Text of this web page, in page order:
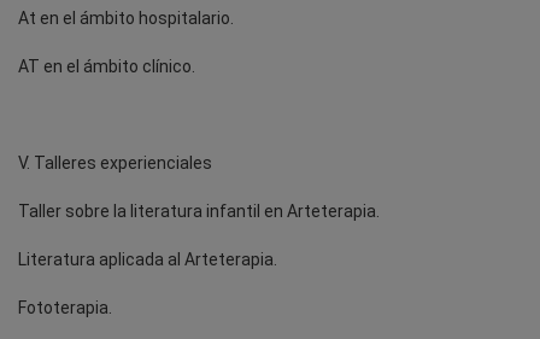
At en el ámbito hospitalario.
AT en el ámbito clínico.
V. Talleres experienciales
Taller sobre la literatura infantil en Arteterapia.
Literatura aplicada al Arteterapia.
Fototerapia.